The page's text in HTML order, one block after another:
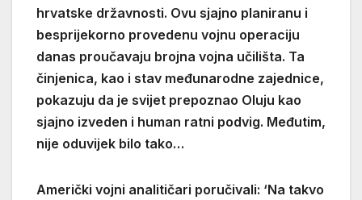
hrvatske državnosti. Ovu sjajno planiranu i
besprijekorno provedenu vojnu operaciju
danas proučavaju brojna vojna učilišta. Ta
činjenica, kao i stav međunarodne zajednice,
pokazuju da je svijet prepoznao Oluju kao
sjajno izveden i human ratni podvig. Međutim,
nije oduvijek bilo tako…
Američki vojni analitičari poručivali: ‘Na takvo